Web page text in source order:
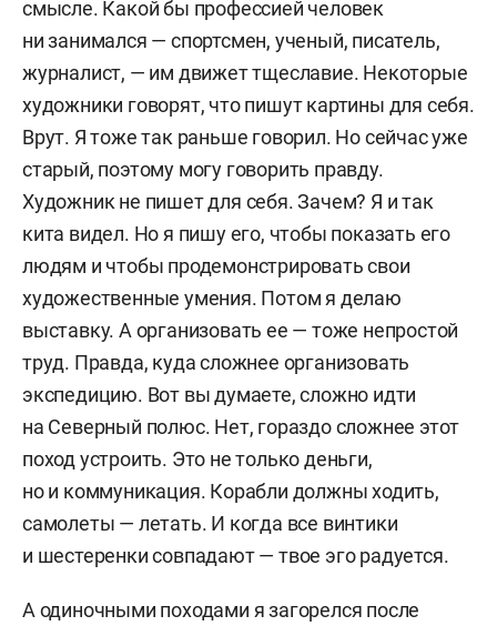
смысле. Какой бы профессией человек
ни занимался — спортсмен, ученый, писатель,
журналист, — им движет тщеславие. Некоторые
художники говорят, что пишут картины для себя.
Врут. Я тоже так раньше говорил. Но сейчас уже
старый, поэтому могу говорить правду.
Художник не пишет для себя. Зачем? Я и так
кита видел. Но я пишу его, чтобы показать его
людям и чтобы продемонстрировать свои
художественные умения. Потом я делаю
выставку. А организовать ее — тоже непростой
труд. Правда, куда сложнее организовать
экспедицию. Вот вы думаете, сложно идти
на Северный полюс. Нет, гораздо сложнее этот
поход устроить. Это не только деньги,
но и коммуникация. Корабли должны ходить,
самолеты — летать. И когда все винтики
и шестеренки совпадают — твое эго радуется.
А одиночными походами я загорелся после